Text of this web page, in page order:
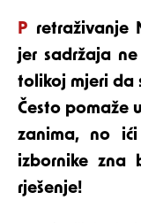
Pretraživanje Netflixa uobičajena je pojava
jer sadržaja
tolikoj mjeri da
Često pomaže
zanima, no
izbornike zna
rješenje!